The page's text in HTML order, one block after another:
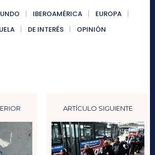
IBEROAMÉRICA
EUROPA
DE INTERÉS OPINIÓN
ARTÍCULO SIGUIENTE